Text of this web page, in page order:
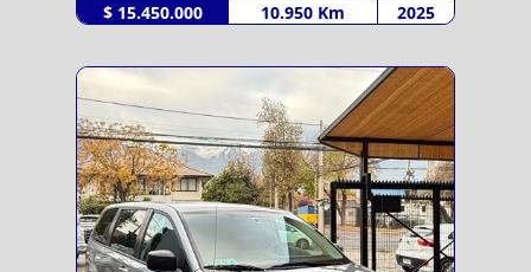
$ 15.450.000 10.950 Km 2025